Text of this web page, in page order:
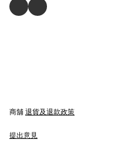
商舖退貨及退款政策
提出意見